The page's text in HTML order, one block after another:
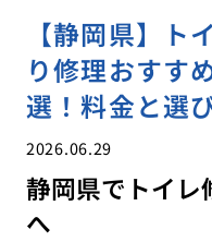
【静岡県】ト
り修理おすす
選！料金と選
2026.06.29
静岡県でトイレ
へ